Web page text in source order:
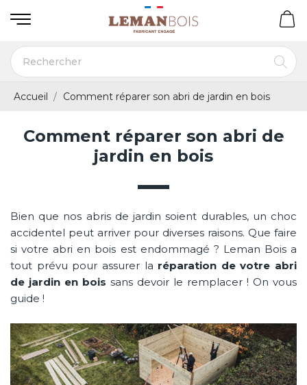
Accueil Comment réparer son abri de jardin en bois
Comment réparer son abri de
jardin en bois
Bien que nos abris de jardin soient durables, un choc
accidentel peut arriver pour diverses raisons. Que faire
si votre abri en bois est endommagé ? Leman Bois a
tout prévu pour assurer la réparation de votre abri
de jardin en bois sans devoir le remplacer ! On vous
guide !